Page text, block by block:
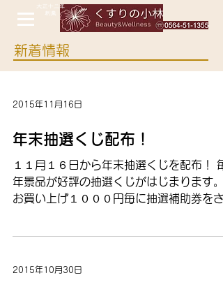
新着情報
2015年11月16日
年末抽選くじ配布！
１１月１６日から年末抽選くじを配布！ 毎
年景品が好評の抽選くじがはじまります。
お買い上げ１０００円毎に抽選補助券をさ
2015年10月30日